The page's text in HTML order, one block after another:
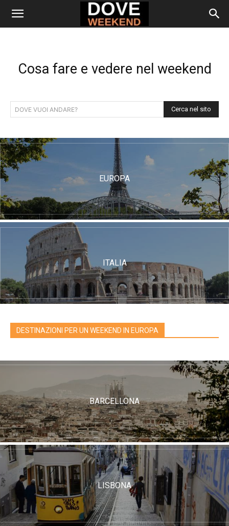
Cosa fare e vedere nel weekend
DOVE VUOI ANDARE? Cerca nel sito
EUROPA
ITALIA
DESTINAZIONI PER UN WEEKEND IN EUROPA
BARCELLONA
LISBONA